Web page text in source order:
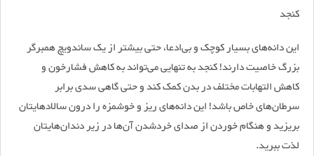
کنجد
این دانه‌های بسیار کوچک و بی‌ادعا، حتی بیشتر از یک ساندویچ همبرگر
بزرگ خاصیت دارند! کنجد به تنهایی می‌تواند به کاهش فشارخون و
کاهش التهابات مختلف در بدن کمک کند و حتی گاهی سدی برابر
سرطان‌های خاص باشد! این دانه‌های ریز و خوشمزه را درون سالادهایتان
بریزید و هنگام خوردن از صدای خردشدن آن‌ها در زیر دندان‌هایتان
لذت ببرید.